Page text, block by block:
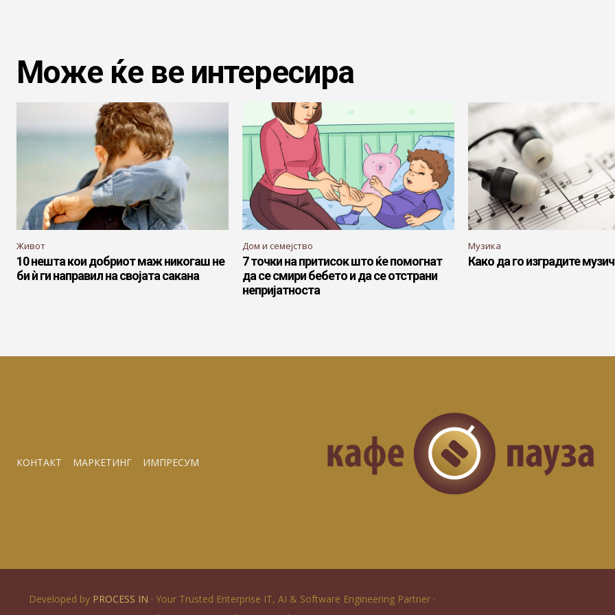
Може ќе ве интересира
Живот
10 нешта кои добриот маж никогаш не
би ѝ ги направил на својата сакана
Дом и семејство
7 точки на притисок што ќе помогнат
да се смири бебето и да се отстрани
непријатноста
Музика
Како да го изградите
КОНТАКТ МАРКЕТИНГ ИМПРЕСУМ
Developed by PROCESS IN · Your Trusted Enterprise IT, AI & Software Engineering Partner ·